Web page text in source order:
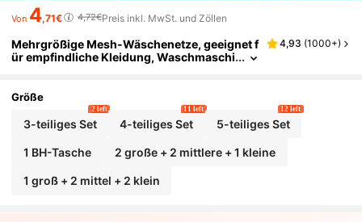
Von 4,71€ 4,72€Preis inkl. MwSt. und Zöllen
Mehrgrößige Mesh-Wäschenetze, geeignet f
ür empfindliche Kleidung, Waschmaschi
wahrungstaschen
4,93 (1000+)
Größe
3-teiliges Set
2 left
4-teiliges Set
11 left
5-teiliges Set
12 left
1 BH-Tasche 2 große + 2 mittlere + 1 kleine
1 groß + 2 mittel + 2 klein